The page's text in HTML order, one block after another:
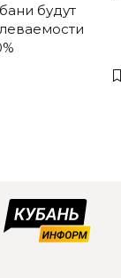
будут